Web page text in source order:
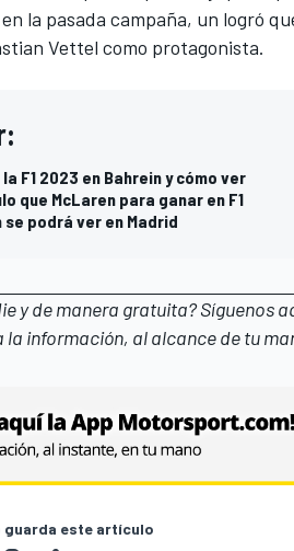
la pasada campaña, un logró
Vettel como protagonista.
F1 2023 en Bahrein y cómo ver
que McLaren para ganar en F1
podrá ver en Madrid
y de manera gratuita? Síguenos
la información, al alcance de tu
guarda este artículo